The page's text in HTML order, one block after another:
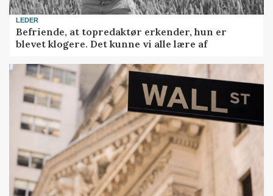
LEDER
Befriende, at topredaktør erkender, hun er
blevet klogere. Det kunne vi alle lære af